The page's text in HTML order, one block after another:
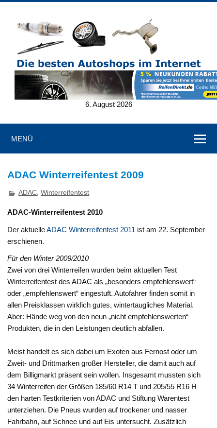
6. August 2026
MENÜ
ADAC Winterreifentest 2009
ADAC,Winterreifentest
ADAC-Winterreifentest 2010
Der aktuelleADAC Winterreifentest 2011 ist am 22. September
erschienen.
Für den Winter 2009/2010
Zwei von drei Winterreifen wurden beim aktuellen Test
Winterreifentest des ADAC als „besonders empfehlenswert“
oder „empfehlenswert“ eingestuft. Autofahrer finden somit in
allen Preisklassen wirklich gutes, wintertaugliches Material.
Aber: Hände weg von den neun „nicht empfehlenswerten“
Produkten, die in den Leistungen deutlich abfallen.
Meist handelt es sich dabei um Exoten aus Fernost oder um
Zweit- und Drittmarken großer Hersteller, die damit auch auf
dem Billigmarkt präsent sein wollen. Insgesamt mussten sich
34 Winterreifen der Größen 185/60 R14 T und 205/55 R16 H
den harten Testkriterien von ADAC und Stiftung Warentest
unterziehen. Die Pneus wurden auf trockener und nasser
Fahrbahn, auf Schnee und auf Eis untersucht. Zusätzlich